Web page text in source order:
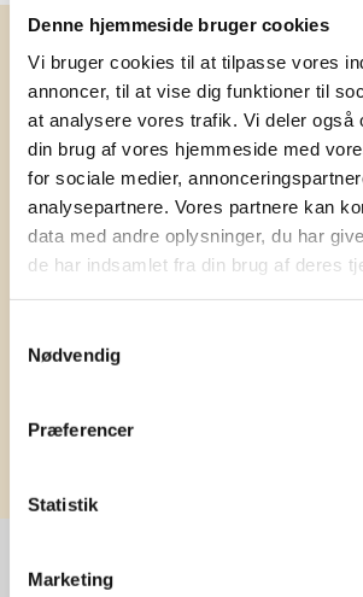
Denne hjemmeside bruger cookies
Vi bruger cookies til at tilpasse vores
annoncer, til at vise dig funktioner til
at analysere vores trafik. Vi deler også
din brug af vores hjemmeside med
for sociale medier,
analysepartnere. Vores partnere kan
data med andre oplysninger, du har
de har indsamlet fra din brug af deres
Nødvendig
Præferencer
Statistik
Marketing
Få vores
information om tilbud,
andet godt
Kæmpe udvalg i klassiske og
til din virksomhed. Vi kan det der
har ydet god personlig
konkurrencedygtig pris